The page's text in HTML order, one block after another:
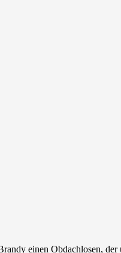
einen Obdachlosen,